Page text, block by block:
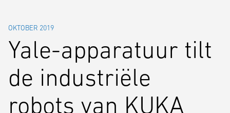
OKTOBER 2019
Yale-apparatuur tilt
de industriële
robots van KUKA